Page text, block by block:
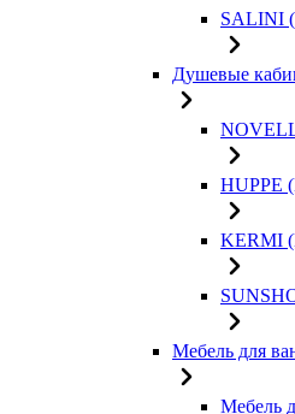
SALINI
Душевые
HUPPE
KERMI
Мебель для
Мебель